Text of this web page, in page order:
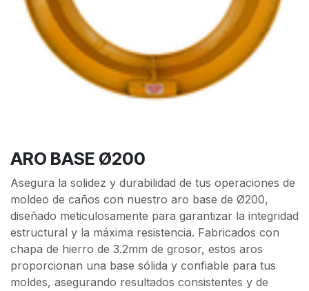
ARO BASE Ø200
Asegura la solidez y durabilidad de tus operaciones de
moldeo de caños con nuestro aro base de Ø200,
diseñado meticulosamente para garantizar la integridad
estructural y la máxima resistencia. Fabricados con
chapa de hierro de 3.2mm de grosor, estos aros
proporcionan una base sólida y confiable para tus
moldes, asegurando resultados consistentes y de